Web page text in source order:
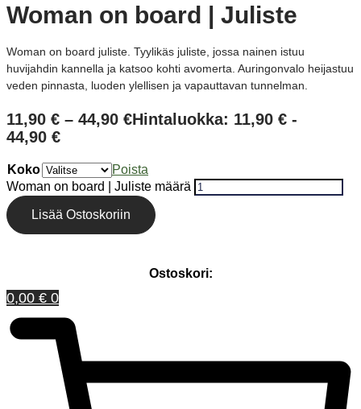
Woman on board | Juliste
Woman on board juliste. Tyylikäs juliste, jossa nainen istuu
huvijahdin kannella ja katsoo kohti avomerta. Auringonvalo heijastuu
veden pinnasta, luoden ylellisen ja vapauttavan tunnelman.
11,90 € – 44,90 €Hintaluokka: 11,90 € -
44,90 €
Koko
Poista
Woman on board | Juliste määrä
Lisää Ostoskoriin
Ostoskori:
0,00 € 0